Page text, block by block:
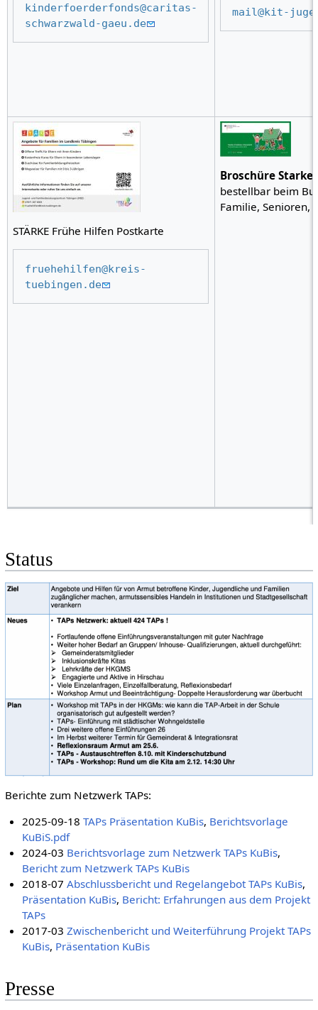
kinderfoerderfonds@caritas-
schwarzwald-gaeu.de
mail@kit-
STÄRKE Frühe Hilfen Postkarte
fruehehilfen@kreis-
tuebingen.de
Broschüre
bestellbar beim
Familie, Senioren,
Status
Berichte zum Netzwerk TAPs:
2025-09-18TAPs Präsentation KuBis, Berichtsvorlage
KuBiS.pdf
2024-03 Berichtsvorlage zum Netzwerk TAPs KuBis,
Bericht zum Netzwerk TAPs KuBis
2018-07Abschlussbericht und Regelangebot TAPs KuBis,
Präsentation KuBis, Bericht: Erfahrungen aus dem Projekt
TAPs
2017-03Zwischenbericht und Weiterführung Projekt TAPs
KuBis, Präsentation KuBis
Presse